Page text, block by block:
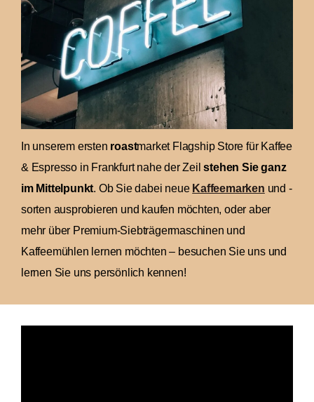
In unserem ersten roastmarket Flagship Store für Kaffee
& Espresso in Frankfurt nahe der Zeilstehen Sie ganz
im Mittelpunkt. Ob Sie dabei neue Kaffeemarken und -
sorten ausprobieren und kaufen möchten, oder aber
mehr über Premium-Siebträgermaschinen und
Kaffeemühlen lernen möchten – besuchen Sie uns und
lernen Sie uns persönlich kennen!